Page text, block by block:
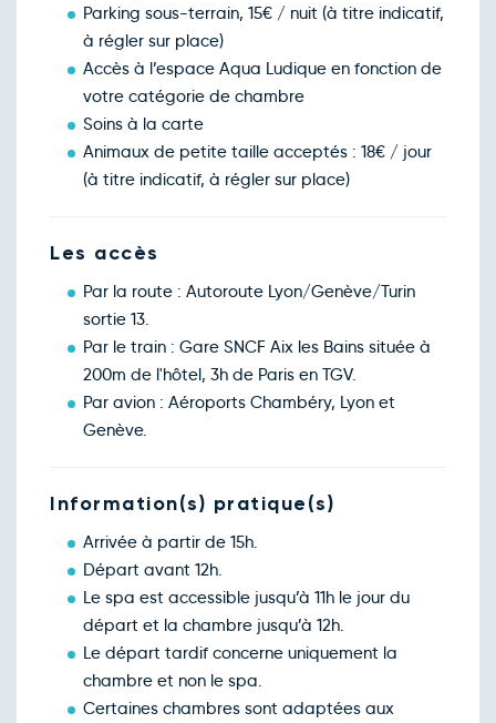
Parking sous-terrain, 15€ / nuit (à titre indicatif,
à régler sur place)
Accès à l’espace Aqua Ludique en fonction de
votre catégorie de chambre
Soins à la carte
Animaux de petite taille acceptés : 18€ / jour
(à titre indicatif, à régler sur place)
Les accès
Par la route : Autoroute Lyon/Genève/Turin
sortie 13.
Par le train : Gare SNCF Aix les Bains située à
200m de l'hôtel, 3h de Paris en TGV.
Par avion : Aéroports Chambéry, Lyon et
Genève.
Information(s) pratique(s)
Arrivée à partir de 15h.
Départ avant 12h.
Le spa est accessible jusqu’à 11h le jour du
départ et la chambre jusqu’à 12h.
Le départ tardif concerne uniquement la
chambre et non le spa.
Certaines chambres sont adaptées aux